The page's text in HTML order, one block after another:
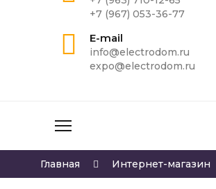
+7 (967) 053-36-77
E-mail
info@electrodom.ru
expo@electrodom.ru
Главная Интернет-магазин